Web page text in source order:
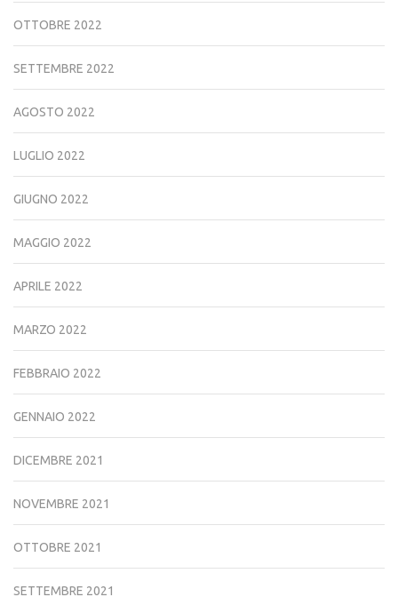
OTTOBRE 2022
SETTEMBRE 2022
AGOSTO 2022
LUGLIO 2022
GIUGNO 2022
MAGGIO 2022
APRILE 2022
MARZO 2022
FEBBRAIO 2022
GENNAIO 2022
DICEMBRE 2021
NOVEMBRE 2021
OTTOBRE 2021
SETTEMBRE 2021